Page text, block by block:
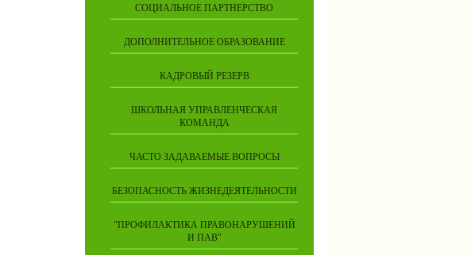
СОЦИАЛЬНОЕ ПАРТНЕРСТВО
ДОПОЛНИТЕЛЬНОЕ ОБРАЗОВАНИЕ
КАДРОВЫЙ РЕЗЕРВ
ШКОЛЬНАЯ УПРАВЛЕНЧЕСКАЯ
КОМАНДА
ЧАСТО ЗАДАВАЕМЫЕ ВОПРОСЫ
БЕЗОПАСНОСТЬ ЖИЗНЕДЕЯТЕЛЬНОСТИ
"ПРОФИЛАКТИКА ПРАВОНАРУШЕНИЙ
И ПАВ"